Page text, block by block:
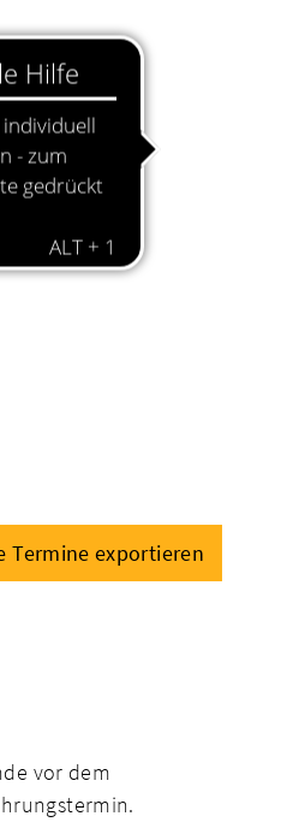
Termine exportieren
vor dem